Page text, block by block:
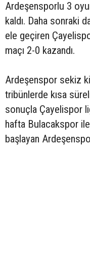
Ardeşensporlu 3
kaldı. Daha sonraki
ele geçiren
maçı 2-0 kazandı.
Ardeşenspor sekiz
tribünlerde kısa
sonuçla Çayelispor
hafta Bulacakspor
başlayan